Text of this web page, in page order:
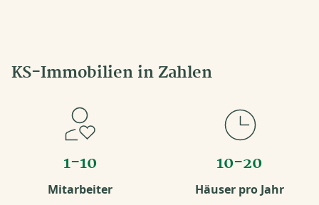
KS-Immobilien in Zahlen
1-10
Mitarbeiter
10-20
Häuser pro Jahr